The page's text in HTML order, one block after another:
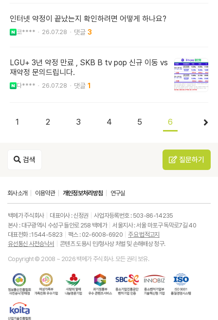
인터넷 약정이 끝났는지 확인하려면 어떻게 하나요?
코**** 26.07.28 3
LGU+ 3년 약정 만료 , SKB B tv pop 신규 이동 vs
재약정 문의드립니다.
다**** 26.07.28 1
1 2 3 4 5 6
검색 질문하기
회사소개 이용약관 개인정보처리방침 연구실
백메가 주식회사 대표이사 : 신정권
사업자등록번호 : 503-86-14235
본사 : 대구광역시 수성구 들안로 258 백메가
서울지사 : 서울 마포구 독막로7길 40
대표전화 : 1544-5823
팩스 : 02-6008-6920
주요 법적고지
유선통신 사전승낙서
콘텐츠 도용시 민/형사상 처벌 및 손해배상 청구.
Copyright © 2008 ~ 2026 백메가 주식회사. 모든 권리 보유.
정
보
신
진
가
랑
의
열
통
중
소
기
업
중
소
벤
처
ISO9001
경
한
국
산